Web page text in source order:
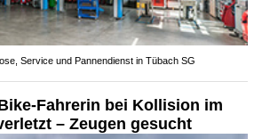
Service und Pannendienst in Tübach SG
Fahrerin bei Kollision im
– Zeugen gesucht